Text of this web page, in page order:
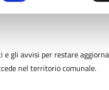
e gli avvisi per restare
nel territorio comunale.